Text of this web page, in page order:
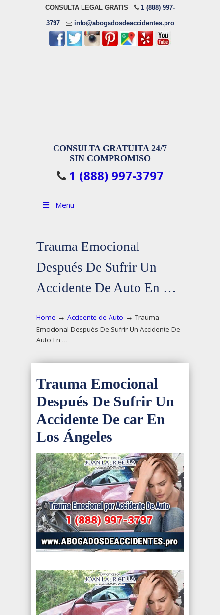
CONSULTA LEGAL GRATIS 1 (888) 997-
3797 info@abogadosdeaccidentes.pro
CONSULTA GRATUITA 24/7
SIN COMPROMISO
1 (888) 997-3797
Menu
Trauma Emocional
Después De Sufrir Un
Accidente De Auto En …
Home → Accidente de Auto →Trauma
Emocional Después De Sufrir Un Accidente De
Auto En …
Trauma Emocional
Después De Sufrir Un
Accidente De car En
Los Ángeles